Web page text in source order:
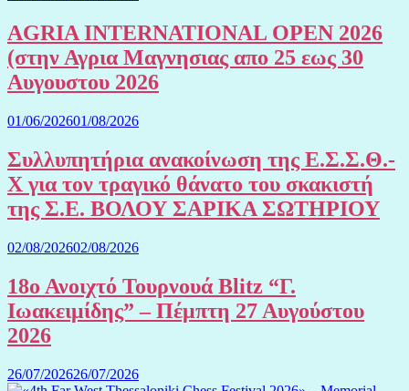
AGRIA INTERNATIONAL OPEN 2026
(στην Αγρια Μαγνησιας απο 25 εως 30
Αυγουστου 2026
01/06/202601/08/2026
Συλλυπητήρια ανακοίνωση της Ε.Σ.Σ.Θ.-
Χ για τον τραγικό θάνατο του σκακιστή
της Σ.Ε. ΒΟΛΟΥ ΣΑΡΙΚΑ ΣΩΤΗΡΙΟΥ
02/08/202602/08/2026
18ο Ανοιχτό Τουρνουά Blitz “Γ.
Ιωακειμίδης” – Πέμπτη 27 Αυγούστου
2026
26/07/202626/07/2026